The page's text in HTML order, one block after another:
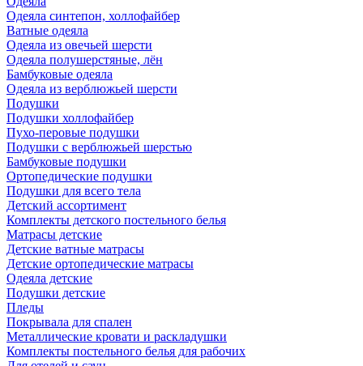
Одеяла синтепон, холлофайбер
Ватные одеяла
Одеяла из овечьей шерсти
Одеяла полушерстяные, лён
Бамбуковые одеяла
Одеяла из верблюжьей шерсти
Подушки
Подушки холлофайбер
Пухо-перовые подушки
Подушки с верблюжьей шерстью
Бамбуковые подушки
Ортопедические подушки
Подушки для всего тела
Детский ассортимент
Комплекты детского постельного белья
Матрасы детские
Детские ватные матрасы
Детские ортопедические матрасы
Одеяла детские
Подушки детские
Пледы
Покрывала для спален
Металлические кровати и раскладушки
Комплекты постельного белья для рабочих